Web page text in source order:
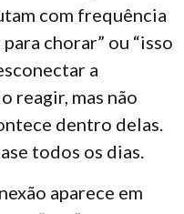
com frequência
chorar” ou “isso
a
reagir, mas não
dentro delas.
todos os dias.
aparece em